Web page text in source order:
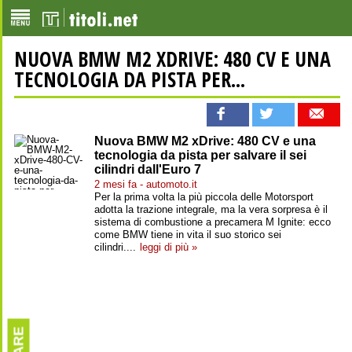
NUOVA BMW M2 XDRIVE: 480 CV E UNA
TECNOLOGIA DA PISTA PER...
Nuova BMW M2 xDrive: 480 CV e una
tecnologia da pista per salvare il sei
cilindri dall'Euro 7
2 mesi fa - automoto.it
Per la prima volta la più piccola delle Motorsport
adotta la trazione integrale, ma la vera sorpresa è il
sistema di combustione a precamera M Ignite: ecco
come BMW tiene in vita il suo storico sei
cilindri.... leggi di più »